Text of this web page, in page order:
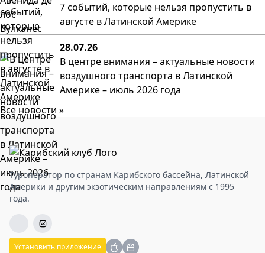
7 событий, которые нельзя пропустить в
августе в Латинской Америке
28.07.26
В центре внимания – актуальные новости
воздушного транспорта в Латинской
Америке – июль 2026 года
Все новости »
Туроператор по странам Карибского бассейна, Латинской
Америки и другим экзотическим направлениям с 1995
года.
Установить приложение